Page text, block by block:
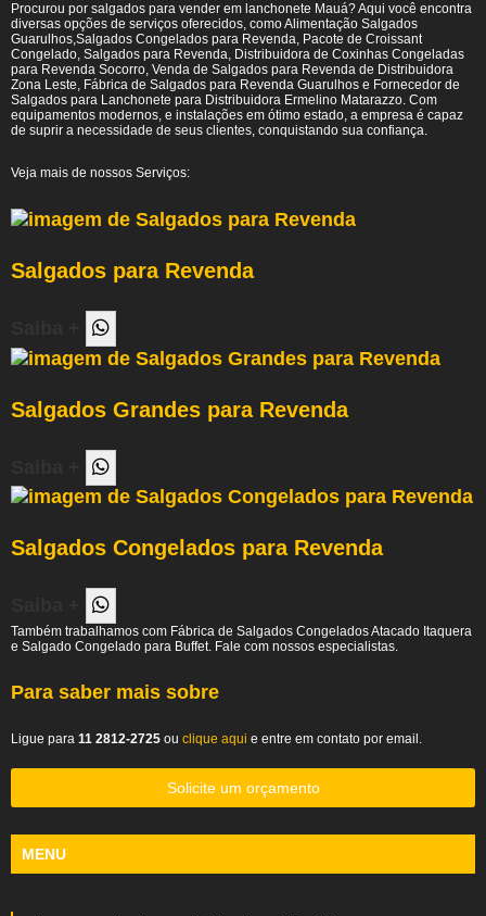
Procurou por salgados para vender em lanchonete Mauá? Aqui você encontra
diversas opções de serviços oferecidos, como Alimentação Salgados
Guarulhos,Salgados Congelados para Revenda, Pacote de Croissant
Congelado, Salgados para Revenda, Distribuidora de Coxinhas Congeladas
para Revenda Socorro, Venda de Salgados para Revenda de Distribuidora
Zona Leste, Fábrica de Salgados para Revenda Guarulhos e Fornecedor de
Salgados para Lanchonete para Distribuidora Ermelino Matarazzo. Com
equipamentos modernos, e instalações em ótimo estado, a empresa é capaz
de suprir a necessidade de seus clientes, conquistando sua confiança.
Veja mais de nossos Serviços:
Salgados para Revenda
Salgados Grandes para Revenda
Salgados Congelados para Revenda
Também trabalhamos com Fábrica de Salgados Congelados Atacado Itaquera
e Salgado Congelado para Buffet. Fale com nossos especialistas.
Para saber mais sobre
Ligue para 11 2812-2725 ou clique aqui e entre em contato por email.
Solicite um orçamento
MENU